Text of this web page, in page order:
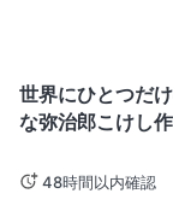
世界にひとつだ
な弥治郎こけし
48時間以内確認